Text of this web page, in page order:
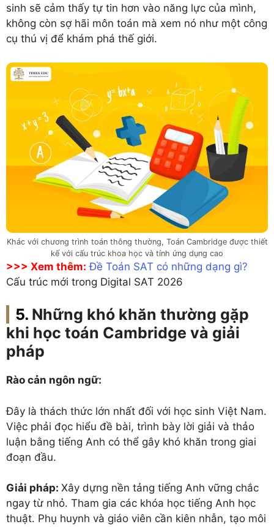
sinh sẽ cảm thấy tự tin hơn vào năng lực của mình,
không còn sợ hãi môn toán mà xem nó như một công
cụ thú vị để khám phá thế giới.
Khác với chương trình toán thông thường, Toán Cambridge được thiết
kế với cấu trúc khoa học và tính ứng dụng cao
>>> Xem thêm: Đề Toán SAT có những dạng gì?
Cấu trúc mới trong Digital SAT 2026
Những khó khăn thường gặp
khi học toán Cambridge và giải
pháp
Rào cản ngôn ngữ:
Đây là thách thức lớn nhất đối với học sinh Việt Nam.
Việc phải đọc hiểu đề bài, trình bày lời giải và thảo
luận bằng tiếng Anh có thể gây khó khăn trong giai
đoạn đầu.
Giải pháp: Xây dựng nền tảng tiếng Anh vững chắc
ngay từ nhỏ. Tham gia các khóa học tiếng Anh học
thuật. Phụ huynh và giáo viên cần kiên nhẫn, tạo môi